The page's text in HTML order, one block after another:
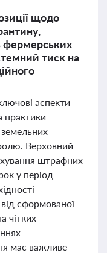
щодо
фермерських
тиск на
аспекти
практики
Верховний
штрафних
у період
сформованої
чітких
має важливе